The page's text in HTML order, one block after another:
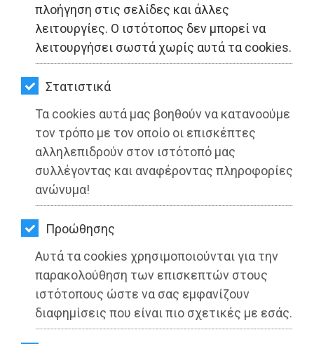
πλοήγηση στις σελίδες και άλλες
λειτουργίες. Ο ιστότοπος δεν μπορεί να
λειτουργήσει σωστά χωρίς αυτά τα cookies.
Στατιστικά
Τα cookies αυτά μας βοηθούν να κατανοούμε
τον τρόπο με τον οποίο οι επισκέπτες
αλληλεπιδρούν στον ιστότοπό μας
συλλέγοντας και αναφέροντας πληροφορίες
ανώνυμα!
Προώθησης
Αυτά τα cookies χρησιμοποιούνται για την
παρακολούθηση των επισκεπτών στους
ιστότοπους ώστε να σας εμφανίζουν
διαφημίσεις που είναι πιο σχετικές με εσάς.
ΣΠΙΤΙ-
ΚΗΠΟΣ
ΥΓΕΙΑ
LIFESTYLE
ΤΑΞΙΔΙΑ
ΕΞΟΔΟΣ
ΠΕΡΙΒΑΛΛΟΝ
ΚΑΤΟΙΚΙΔΙΟ
ΑΓΓΕΛΙΕΣ
ΕΦΗΜΕΡΙΔΕΣ
OΔΗΓΟΣ
ΑΓΟΡΑΣ
Δήμος Ραφήνας-Πικερμίου: Έλεγχοι
εξπρές με το drone για τα ακαθάριστα
οικόπεδα - Από τον Ιούλιο τα πρώτα
πρόστιμα
Διαβάστηκε 1814 φορές
27-05-2025
Από τo Dimotisnews